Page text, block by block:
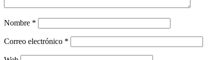
Nombre *
Correo electrónico *